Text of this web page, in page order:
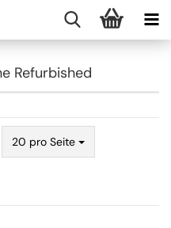
Refurbished
20 pro Seite